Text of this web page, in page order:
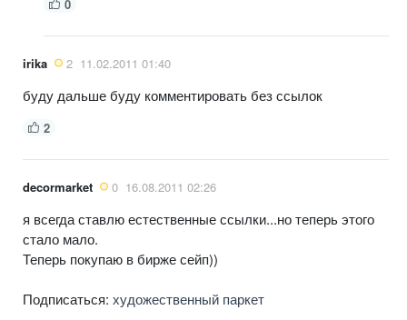
0
irika 2 11.02.2011 01:40
буду дальше буду комментировать без ссылок
2
decormarket 0 16.08.2011 02:26
я всегда ставлю естественные ссылки...но теперь этого
стало мало.
Теперь покупаю в бирже сейп))
Подписаться: художественный паркет